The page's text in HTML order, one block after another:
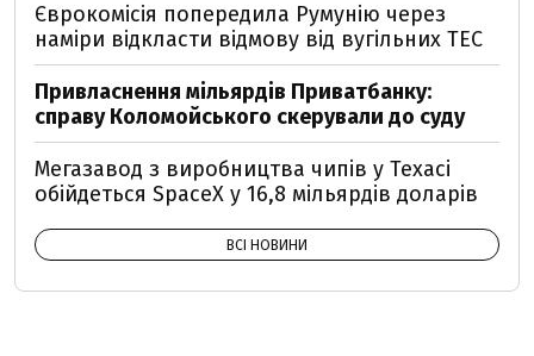
Єврокомісія попередила Румунію через
наміри відкласти відмову від вугільних ТЕС
Привласнення мільярдів Приватбанку:
справу Коломойського скерували до суду
Мегазавод з виробництва чипів у Техасі
обійдеться SpaceX у 16,8 мільярдів доларів
ВСІ НОВИНИ